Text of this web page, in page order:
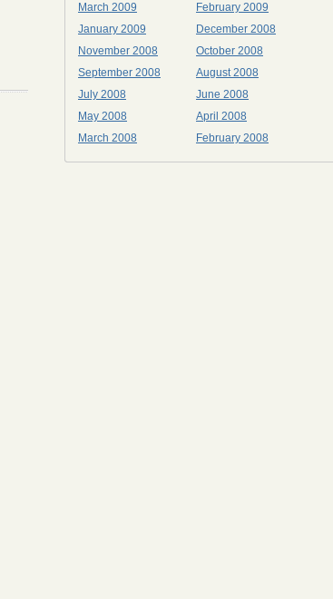
March 2009
February 2009
January 2009
December 2008
November 2008
October 2008
September 2008
August 2008
July 2008
June 2008
May 2008
April 2008
March 2008
February 2008